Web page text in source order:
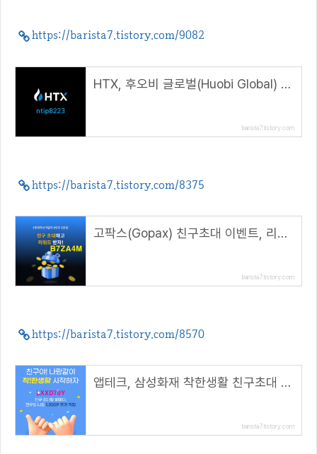
https://barista7.tistory.com/9082
HTX, 후오비 글로벌(Huobi Global) 가입 및 KYC 인증 방법( 추천코드 : ntip8223 )
barista7.tistory.com
https://barista7.tistory.com/8375
고팍스(Gopax) 친구초대 이벤트, 리워드 1만원 지급( 추천코드 : B7ZA4M )
barista7.tistory.com
https://barista7.tistory.com/8570
앱테크, 삼성화재 착한생활 친구초대 하면 친구도 나도 1,000P( 추천코드 : LXXD70Y )
barista7.tistory.com